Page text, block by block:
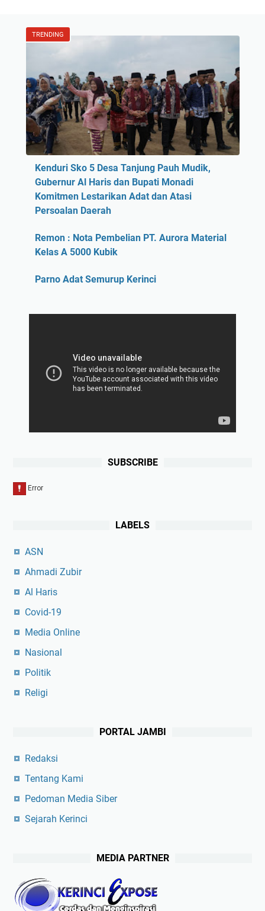
TRENDING
Kenduri Sko 5 Desa Tanjung Pauh Mudik,
Gubernur Al Haris dan Bupati Monadi
Komitmen Lestarikan Adat dan Atasi
Persoalan Daerah
Remon : Nota Pembelian PT. Aurora Material
Kelas A 5000 Kubik
Parno Adat Semurup Kerinci
SUBSCRIBE
LABELS
ASN
Ahmadi Zubir
Al Haris
Covid-19
Media Online
Nasional
Politik
Religi
PORTAL JAMBI
Redaksi
Tentang Kami
Pedoman Media Siber
Sejarah Kerinci
MEDIA PARTNER